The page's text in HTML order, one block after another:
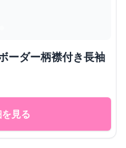
ーダー柄襟付き長袖
見る